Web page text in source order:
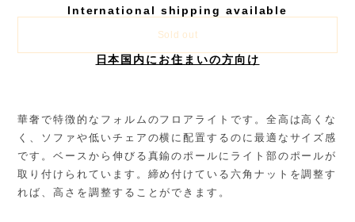
International shipping available
Sold out
日本国内にお住まいの方向け
華奢で特徴的なフォルムのフロアライトです。全高は高くな
く、ソファや低いチェアの横に配置するのに最適なサイズ感
です。ベースから伸びる真鍮のポールにライト部のポールが
取り付けられています。締め付けている六角ナットを調整す
れば、高さを調整することができます。